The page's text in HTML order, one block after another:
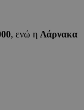
, ενώ η Λάρνακα